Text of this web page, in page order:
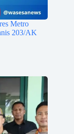
Metro
203/AK